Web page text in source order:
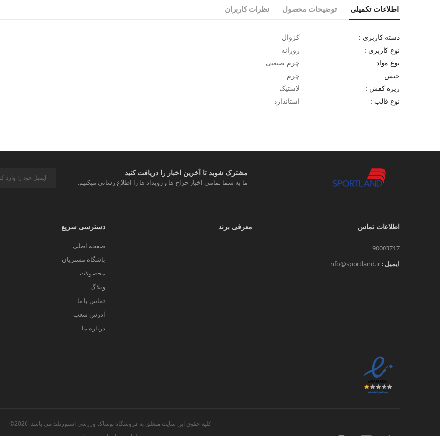
اطلاعات تکمیلی توضیحات محصول نظرات کاربران
دسته کاربری : کژوال
نوع کاربری : روزانه
نوع مواد : چرم صنعتی
جنس : چرم
زیره کفش : لاستیک
نوع قالب : استاندارد
مشترک شوید تا آخرین اخبار را دریافت کنید
ما به شما تمامی اخبار حراج ها و رویداد ها را اطلاع رسانی میکنیم.
اطلاعات تماس
90003717
ایمیل : info@sportland.ir
معرفی برند دسترسی سریع
صفحه اصلی
باشگاه مشتریان
محصولات
وبلاگ
تماس با ما
آدرس شعب
درباره ما
کلیه حقوق این سایت متعلق به فروشگاه پوشاک ورزشی اسپورتلند می باشد. 2026©
طراحی و اجرا توسطتیام